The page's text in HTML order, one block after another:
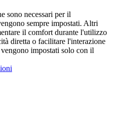
sono necessari per il
sempre impostati. Altri
il comfort durante l'utilizzo
diretta o facilitare l'interazione
impostati solo con il